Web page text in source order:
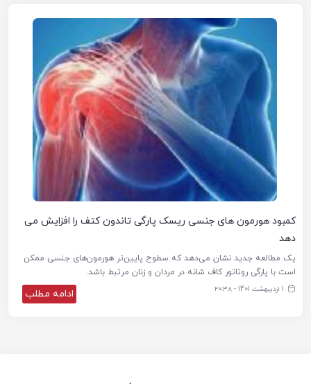
کمبود هورمون های جنسی ریسک پارگی تاندون کتف را افزایش می
دهد
یک مطالعه جدید نشان می‌دهد که سطوح پایین‌تر هورمون‌های جنسی ممکن
است با پارگی روتاتور کاف شانه در مردان و زنان مرتبط باشد.
1 اردیبهشت 1401 - ۲۰:۳۸ ادامه مطلب